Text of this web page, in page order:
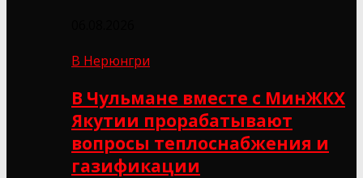
В Нерюнгри
В Чульмане вместе с МинЖКХ
Якутии прорабатывают
вопросы теплоснабжения и
газификации